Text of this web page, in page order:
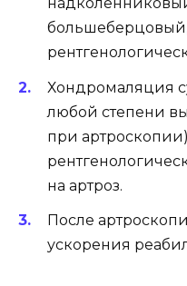
Хондромаляция
любой степени
при
на артроз.
После
ускорения